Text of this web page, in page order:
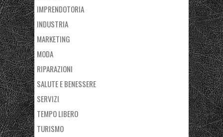
IMPRENDOTORIA
INDUSTRIA
MARKETING
MODA
RIPARAZIONI
SALUTE E BENESSERE
SERVIZI
TEMPO LIBERO
TURISMO